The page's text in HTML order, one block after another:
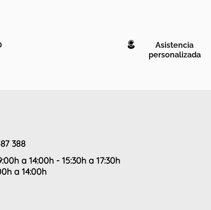
Asistencia
personalizada
388
a 14:00h - 15:30h a 17:30h
a 14:00h